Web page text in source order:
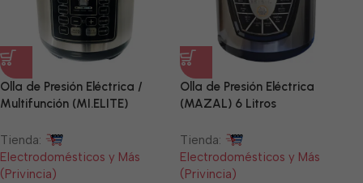
Olla de Presión Eléctrica /
Multifunción (MI.ELITE)
Tienda:
Electrodomésticos y Más
(Privincia)
Olla de Presión Eléctrica
(MAZAL) 6 Litros
Tienda:
Electrodomésticos y Más
(Privincia)